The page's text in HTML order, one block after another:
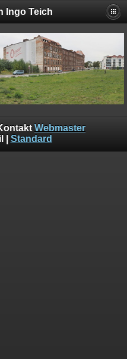
Ingo Teich
Webmaster
Standard